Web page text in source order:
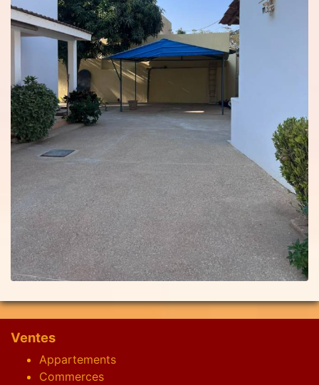
Ventes
Appartements
Commerces